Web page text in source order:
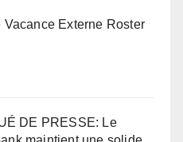
Vacance Externe Roster
DE PRESSE: Le